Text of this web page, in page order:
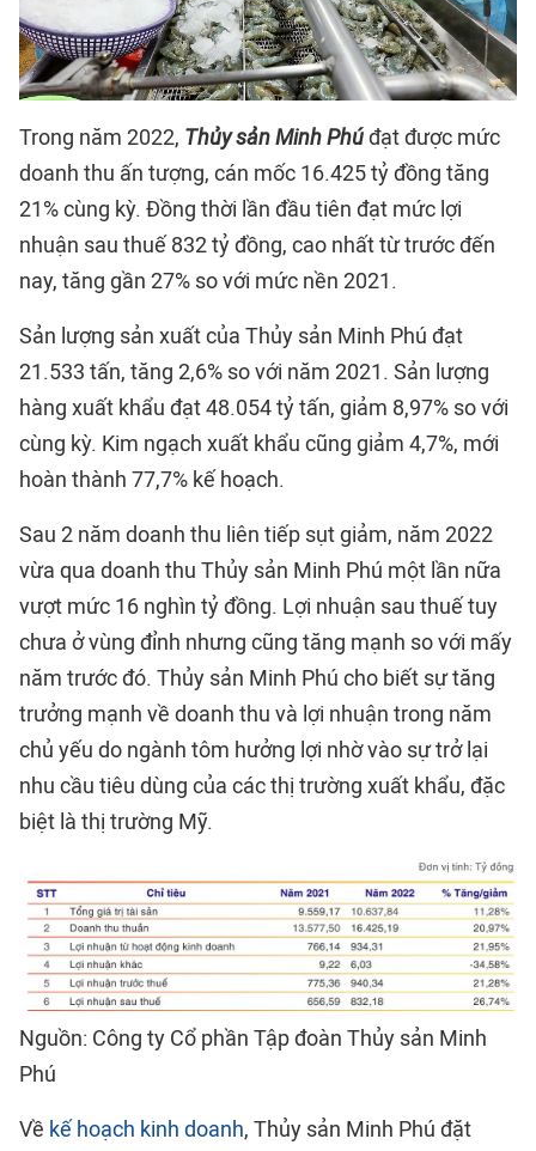
Trong năm 2022, Thủy sản Minh Phúđạt được mức
doanh thu ấn tượng, cán mốc 16.425 tỷ đồng tăng
21% cùng kỳ. Đồng thời lần đầu tiên đạt mức lợi
nhuận sau thuế 832 tỷ đồng, cao nhất từ trước đến
nay, tăng gần 27% so với mức nền 2021.
Sản lượng sản xuất của Thủy sản Minh Phú đạt
21.533 tấn, tăng 2,6% so với năm 2021. Sản lượng
hàng xuất khẩu đạt 48.054 tỷ tấn, giảm 8,97% so với
cùng kỳ. Kim ngạch xuất khẩu cũng giảm 4,7%, mới
hoàn thành 77,7% kế hoạch.
Sau 2 năm doanh thu liên tiếp sụt giảm, năm 2022
vừa qua doanh thu Thủy sản Minh Phú một lần nữa
vượt mức 16 nghìn tỷ đồng. Lợi nhuận sau thuế tuy
chưa ở vùng đỉnh nhưng cũng tăng mạnh so với mấy
năm trước đó. Thủy sản Minh Phú cho biết sự tăng
trưởng mạnh về doanh thu và lợi nhuận trong năm
chủ yếu do ngành tôm hưởng lợi nhờ vào sự trở lại
nhu cầu tiêu dùng của các thị trường xuất khẩu, đặc
biệt là thị trường Mỹ.
Nguồn: Công ty Cổ phần Tập đoàn Thủy sản Minh
Phú
Về kế hoạch kinh doanh, Thủy sản Minh Phú đặt